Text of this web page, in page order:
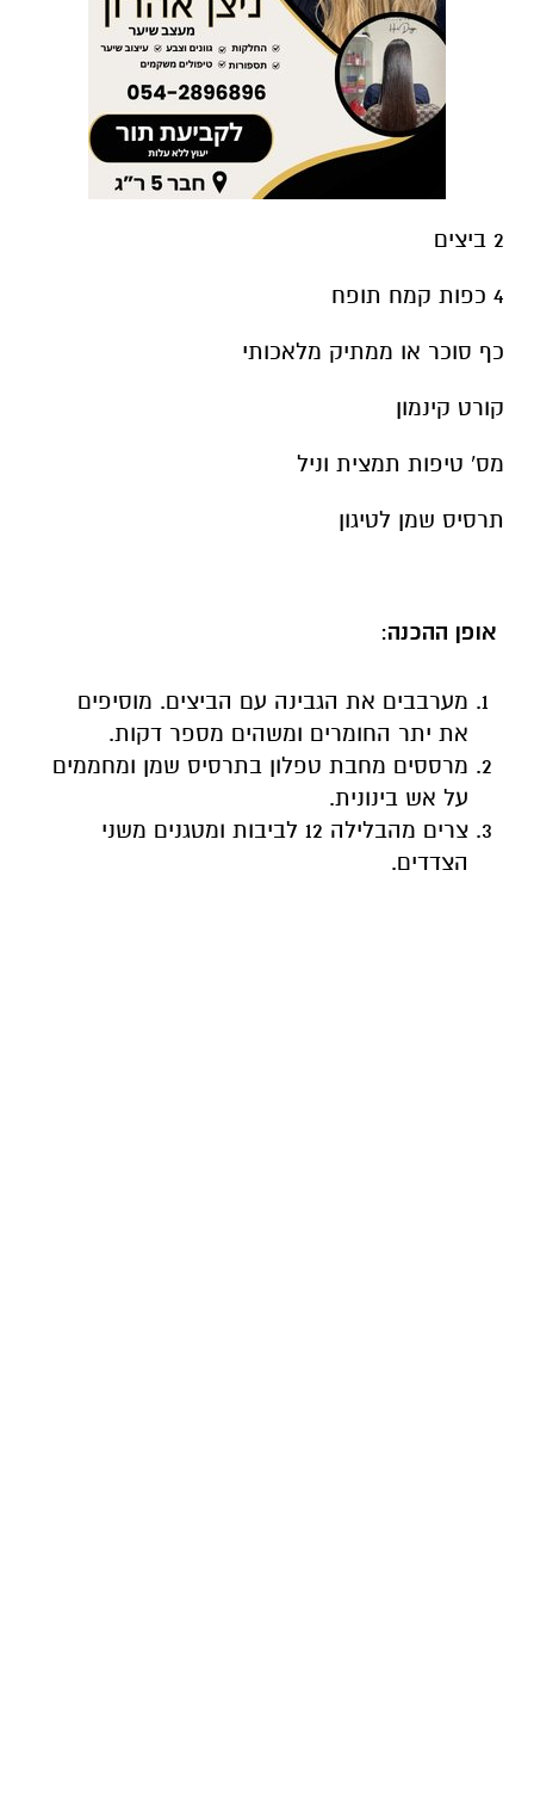
2 ביצים
4 כפות קמח תופח
כף סוכר או ממתיק מלאכותי
קורט קינמון
מס' טיפות תמצית וניל
תרסיס שמן לטיגון
אופן ההכנה:
מערבבים את הגבינה עם הביצים. מוסיפים
את יתר החומרים ומשהים מספר דקות.
מרססים מחבת טפלון בתרסיס שמן ומחממים
על אש בינונית.
צרים מהבלילה 12 לביבות ומטגנים משני
הצדדים.